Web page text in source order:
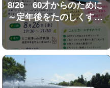
8/26 60才からのために
～定年後をたのしくす…